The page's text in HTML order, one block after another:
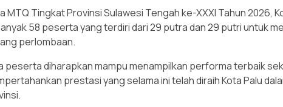
MTQ Tingkat Provinsi Sulawesi Tengah ke-XXXI Tahun 2026,
58 peserta yang terdiri dari 29 putra dan 29 putri untuk
perlombaan.
peserta diharapkan mampu menampilkan performa terbaik
prestasi yang selama ini telah diraih Kota Palu